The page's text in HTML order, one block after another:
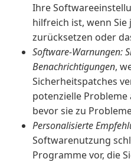
Ihre
hilfreich ist, wenn Sie
zurücksetzen oder
Software-Warnungen:
Benachrichtigungen,
Sicherheitspatches
potenzielle
bevor sie zu
Personalisierte
Softwarenutzung
Programme vor, die